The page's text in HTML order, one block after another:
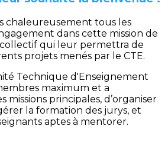
chaleureusement tous les
dans cette mission de
collectif qui leur permettra de
projets menés par le CTE.
Technique d'Enseignement
maximum et a
missions principales, d’organiser
la formation des jurys, et
aptes à mentorer.